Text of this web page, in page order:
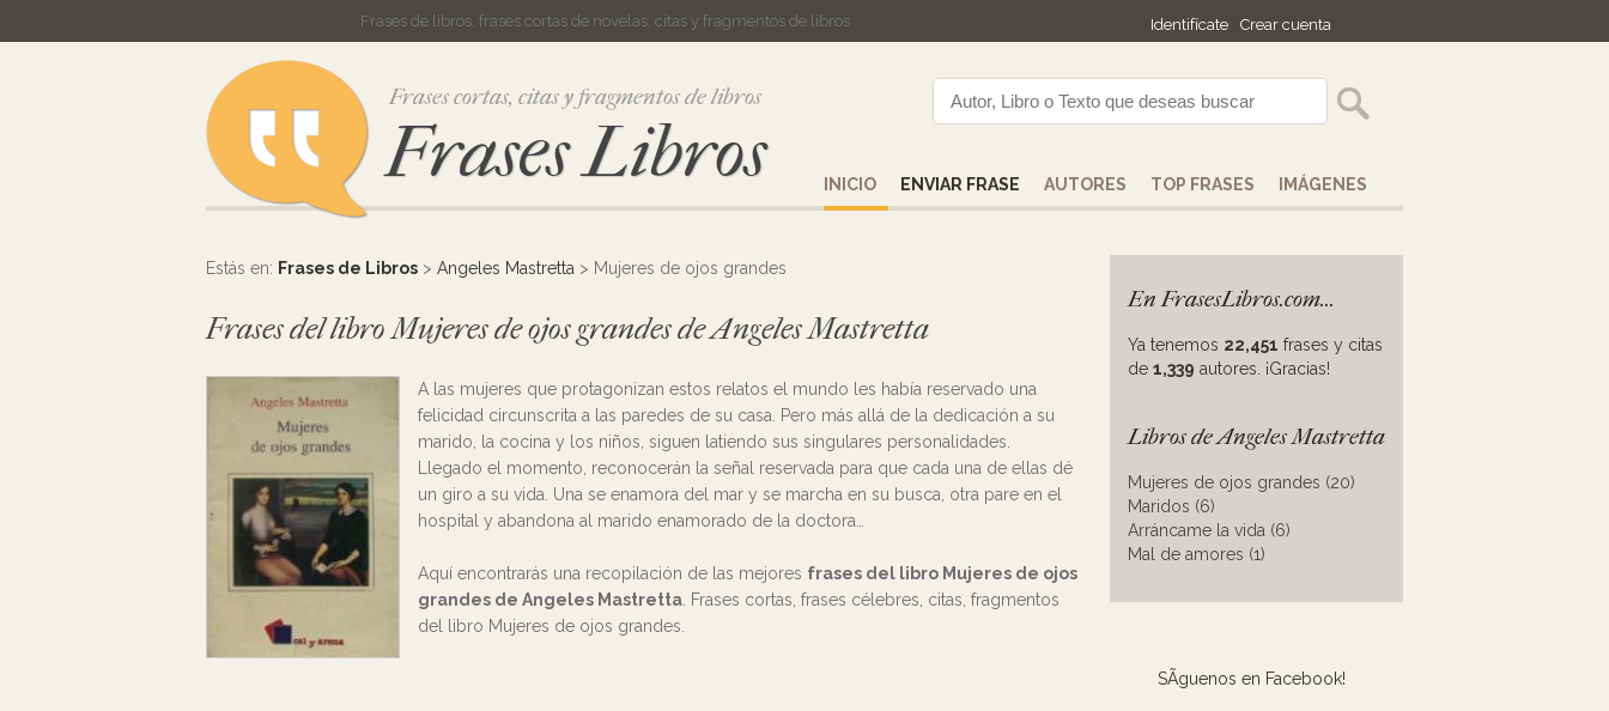
Identifícate Crear cuenta
Frases de libros, frases cortas de novelas, citas y fragmentos de libros
Frases cortas, citas y fragmentos de libros
Frases Libros INICIO ENVIAR FRASE AUTORES TOP FRASES IMÁGENES
Estás en: Frases de Libros > Angeles Mastretta > Mujeres de ojos grandes
Frases del libro Mujeres de ojos grandes de Angeles Mastretta
A las mujeres que protagonizan estos relatos el mundo les había reservado una
felicidad circunscrita a las paredes de su casa. Pero más allá de la dedicación a su
marido, la cocina y los niños, siguen latiendo sus singulares personalidades.
Llegado el momento, reconocerán la señal reservada para que cada una de ellas dé
un giro a su vida. Una se enamora del mar y se marcha en su busca, otra pare en el
hospital y abandona al marido enamorado de la doctora…
Aquí encontrarás una recopilación de las mejores frases del libro Mujeres de ojos
grandes de Angeles Mastretta . Frases cortas, frases célebres, citas, fragmentos
del libro Mujeres de ojos grandes.
En FrasesLibros.com...
Ya tenemos 22,451 frases y citas
de 1,339 autores. ¡Gracias!
Libros de Angeles Mastretta
Mujeres de ojos grandes (20)
Maridos (6)
Arráncame la vida (6)
Mal de amores (1)
SÃ­guenos en Facebook!